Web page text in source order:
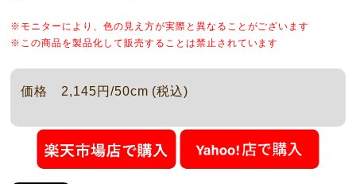
※モニターにより、色の見え方が実際と異なることがございます
※この商品を製品化して販売することは禁止されています
価格 2,145円/50cm (税込)